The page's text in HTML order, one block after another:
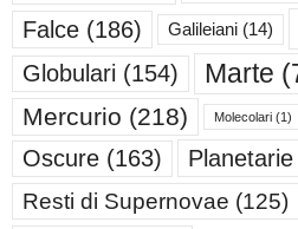
Falce (186) Galileiani (14)
Globulari (154) Marte
Mercurio (218) Molecolari (1)
Oscure (163) Planetarie
Resti di Supernovae (125)